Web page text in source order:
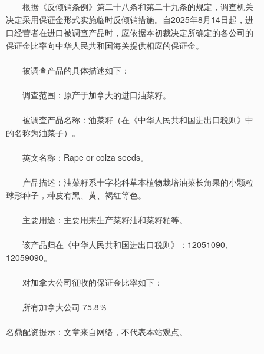
根据《反倾销条例》第二十八条和第二十九条的规定，调查机关
决定采用保证金形式实施临时反倾销措施。自2025年8月14日起，进
口经营者在进口被调查产品时，应依据本初裁决定所确定的各公司的
保证金比率向中华人民共和国海关提供相应的保证金。
被调查产品的具体描述如下：
调查范围：原产于加拿大的进口油菜籽。
被调查产品名称：油菜籽（在《中华人民共和国进出口税则》中
的名称为油菜子）。
英文名称：Rape or colza seeds。
产品描述：油菜籽系十字花科草本植物栽培油菜长角果的小颗粒
球形种子，种皮有黑、黄、褐红等色。
主要用途：主要用来生产菜籽油和菜籽粕等。
该产品归在《中华人民共和国进出口税则》：12051090、
12059090。
对加拿大公司征收的保证金比率如下：
所有加拿大公司 75.8％
名鼎配资提示：文章来自网络，不代表本站观点。